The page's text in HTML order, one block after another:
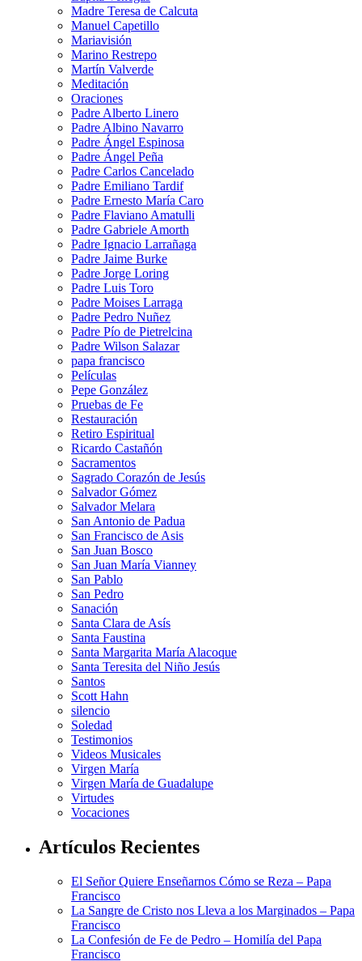
Madre Teresa de Calcuta
Manuel Capetillo
Mariavisión
Marino Restrepo
Martín Valverde
Meditación
Oraciones
Padre Alberto Linero
Padre Albino Navarro
Padre Ángel Espinosa
Padre Ángel Peña
Padre Carlos Cancelado
Padre Emiliano Tardif
Padre Ernesto María Caro
Padre Flaviano Amatulli
Padre Gabriele Amorth
Padre Ignacio Larrañaga
Padre Jaime Burke
Padre Jorge Loring
Padre Luis Toro
Padre Moises Larraga
Padre Pedro Nuñez
Padre Pío de Pietrelcina
Padre Wilson Salazar
papa francisco
Películas
Pepe González
Pruebas de Fe
Restauración
Retiro Espiritual
Ricardo Castañón
Sacramentos
Sagrado Corazón de Jesús
Salvador Gómez
Salvador Melara
San Antonio de Padua
San Francisco de Asis
San Juan Bosco
San Juan María Vianney
San Pablo
San Pedro
Sanación
Santa Clara de Asís
Santa Faustina
Santa Margarita María Alacoque
Santa Teresita del Niño Jesús
Santos
Scott Hahn
silencio
Soledad
Testimonios
Videos Musicales
Virgen María
Virgen María de Guadalupe
Virtudes
Vocaciones
Artículos Recientes
El Señor Quiere Enseñarnos Cómo se Reza – Papa
Francisco
La Sangre de Cristo nos Lleva a los Marginados – Papa
Francisco
La Confesión de Fe de Pedro – Homilía del Papa
Francisco